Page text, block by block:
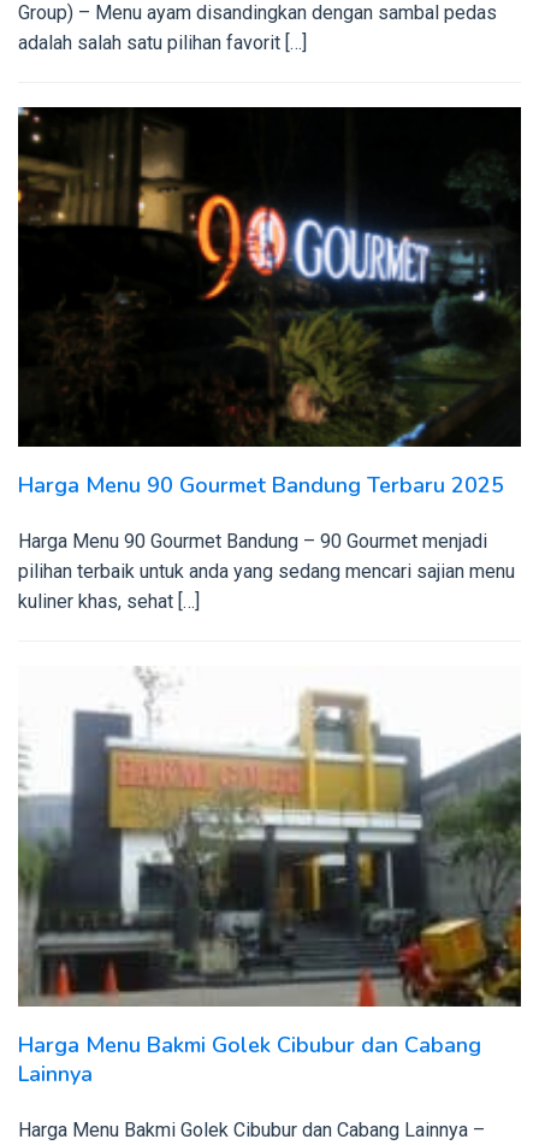
Group) – Menu ayam disandingkan dengan sambal pedas
adalah salah satu pilihan favorit […]
Harga Menu 90 Gourmet Bandung Terbaru 2025
Harga Menu 90 Gourmet Bandung – 90 Gourmet menjadi
pilihan terbaik untuk anda yang sedang mencari sajian menu
kuliner khas, sehat […]
Harga Menu Bakmi Golek Cibubur dan Cabang
Lainnya
Harga Menu Bakmi Golek Cibubur dan Cabang Lainnya –